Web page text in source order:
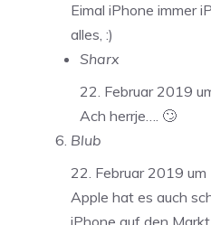
Eimal iPhone immer
alles, :)
Sharx
22. Februar 2019
Ach herrje…. 🙄
Blub
22. Februar 2019
Apple hat es auch